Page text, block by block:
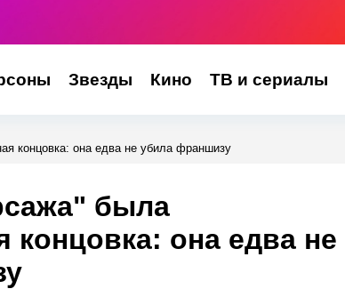
Звезды Кино ТВ и сериалы
концовка: она едва не убила франшизу
была
концовка: она едва не